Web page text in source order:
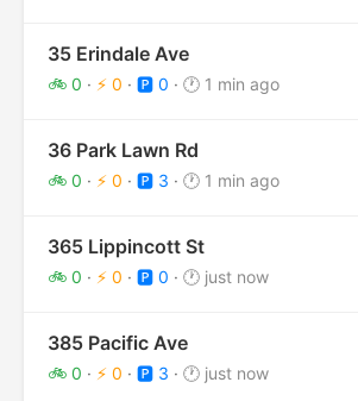
35 Erindale Ave
🚲 0 · ⚡ 0 · 🅿️ 0 · 🕐 1 min ago
36 Park Lawn Rd
🚲 0 · ⚡ 0 · 🅿️ 3 · 🕐 1 min ago
365 Lippincott St
🚲 0 · ⚡ 0 · 🅿️ 0 · 🕐 just now
385 Pacific Ave
🚲 0 · ⚡ 0 · 🅿️ 3 · 🕐 just now